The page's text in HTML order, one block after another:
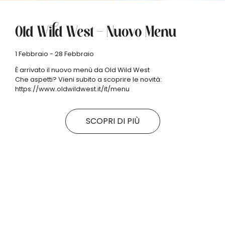
Old Wild West – Nuovo Menu
1 Febbraio - 28 Febbraio
È arrivato il nuovo menù da Old Wild West
Che aspetti? Vieni subito a scoprire le novità:
https://www.oldwildwest.it/it/menu
SCOPRI DI PIÙ